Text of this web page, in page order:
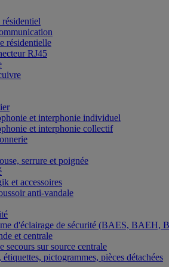
résidentielle
RJ45
et interphonie individuel
et interphonie collectif
serrure et poignée
et accessoires
anti-vandale
d'éclairage de sécurité (BAES,
et centrale
secours sur source centrale
étiquettes, pictogrammes, pièces détachées